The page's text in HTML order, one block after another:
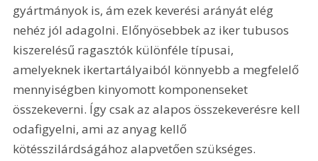
gyártmányok is, ám ezek keverési arányát elég
nehéz jól adagolni. Előnyösebbek az iker tubusos
kiszerelésű ragasztók különféle típusai,
amelyeknek ikertartályaiból könnyebb a megfelelő
mennyiségben kinyomott komponenseket
összekeverni. Így csak az alapos összekeverésre kell
odafigyelni, ami az anyag kellő
kötésszilárdságához alapvetően szükséges.